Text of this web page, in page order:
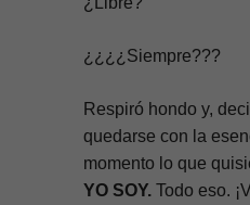
¿¿¿¿Siempre???
Respiró hondo y,
quedarse con la
momento lo que
YO SOY.Todo eso.